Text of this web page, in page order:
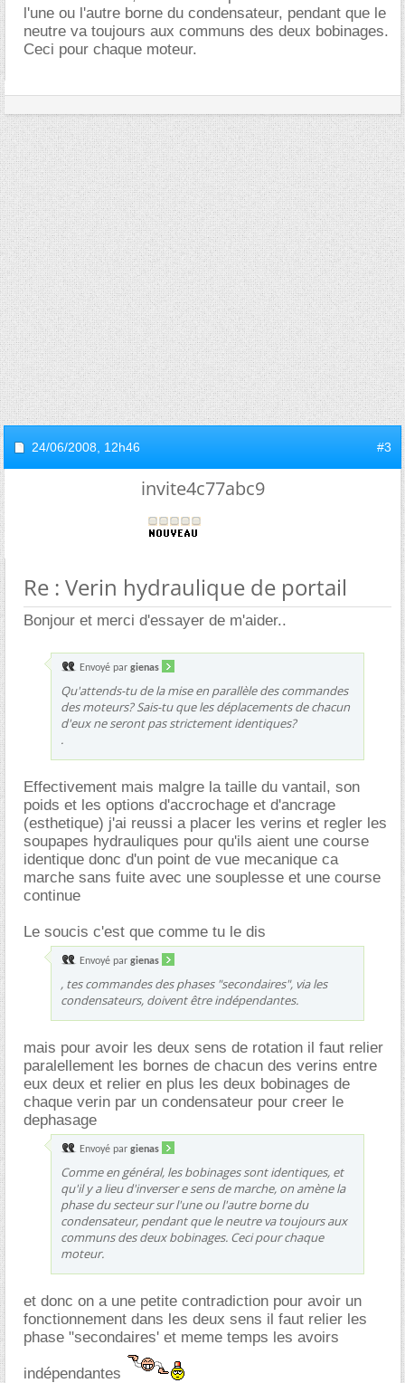
l'une ou l'autre borne du condensateur, pendant que le
neutre va toujours aux communs des deux bobinages.
Ceci pour chaque moteur.
24/06/2008, 12h46 #3
invite4c77abc9
Re : Verin hydraulique de portail
Bonjour et merci d'essayer de m'aider..
Envoyé par gienas
Qu'attends-tu de la mise en parallèle des commandes
des moteurs? Sais-tu que les déplacements de chacun
d'eux ne seront pas strictement identiques?
.
Effectivement mais malgre la taille du vantail, son
poids et les options d'accrochage et d'ancrage
(esthetique) j'ai reussi a placer les verins et regler les
soupapes hydrauliques pour qu'ils aient une course
identique donc d'un point de vue mecanique ca
marche sans fuite avec une souplesse et une course
continue
Le soucis c'est que comme tu le dis
Envoyé par gienas
, tes commandes des phases "secondaires", via les
condensateurs, doivent être indépendantes.
mais pour avoir les deux sens de rotation il faut relier
paralellement les bornes de chacun des verins entre
eux deux et relier en plus les deux bobinages de
chaque verin par un condensateur pour creer le
dephasage
Envoyé par gienas
Comme en général, les bobinages sont identiques, et
qu'il y a lieu d'inverser e sens de marche, on amène la
phase du secteur sur l'une ou l'autre borne du
condensateur, pendant que le neutre va toujours aux
communs des deux bobinages. Ceci pour chaque
moteur.
et donc on a une petite contradiction pour avoir un
fonctionnement dans les deux sens il faut relier les
phase "secondaires' et meme temps les avoirs
indépendantes